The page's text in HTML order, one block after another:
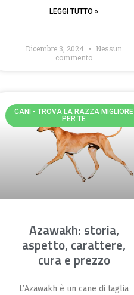
LEGGI TUTTO »
Dicembre 3, 2024
Nessun
commento
CANI - TROVA LA RAZZA MIGLIORE
PER TE
Azawakh: storia,
aspetto, carattere,
cura e prezzo
L’Azawakh è un cane di taglia